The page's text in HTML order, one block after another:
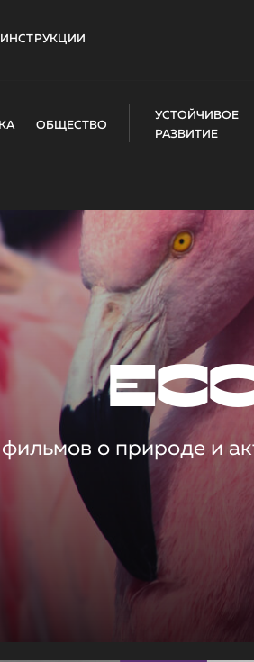
ИНСТРУКЦИИ
ОБЩЕСТВО
УСТОЙЧИВОЕ
РАЗВИТИЕ
о природе и